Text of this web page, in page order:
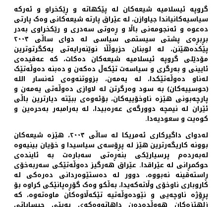
گروپە ئیسلامیە شیعەکان لە پێکهاتە و ڕێکخراو و ئەرکە
سیاسیەکانیاندا جیاوازن، لە عێراق پارتە شیعەکانی وەک پارتی
دەعوە و ئەنجومەنی باڵا و ڕەوتی سەدری و رێکخراوی بەدر
بڕبڕەی پشتی سیستمی سیاسی لە دوای ساڵی ٢٠٠٣
پێکدەهێنن، لە لوبنان حزبوڵڵا نوێنەرایەتی یەکگرتوترین
مۆدێلی گروپە ئیسلامیە شیعەکان دەکات، کە عەقیدەی
ئایینی و بەرگری و سیاسەت تێکەڵ دەکەن و دەبنە دەوڵەتێک
لەناو دەوڵەتێکدا، لە یەمەن، بزووتنەوەی ئەنسار الله
(حوسییەکان) بە سود وەرگرتن لە لاوازی دەوڵەتی یەمەن و
پارچەبونی هێزە ناوخۆییەکان، بۆئەوەی ببێتە دیارترین باڵی
ئێران لە نیمچە دوورگەی عەرەبیدا، لە بەرامبەر بەحرەین و
کوەیت و سعودیەدا.
لەدوای داگیرکاری ئەمریکا لە ساڵی ٢٠٠٣، هێزە شیعەکان
بوونە کاریگەرترین هێز لە پڕۆسەی سیاسیدا و خۆیان بینیەوە
لەبەردەم پرسیارێکی بنەڕەتی سەبارەت بە ئایندەی
حوکمڕانی لە عێراقدا. عێراق هەرگیز دەوڵەتێکی سەربەخۆی
ڕاستەقینە نەبووە، دوور لە دەستێوەردانی دەرەکی لە
کاروباری ناوخۆی وڵاتەکەیدا، بەڵکو وەک گۆڕەپانێکی کراوە بۆ
پڕۆژە ناوچەیی و نێودەوڵەتیە تێکەڵاوەکان ماوەتەوە، کە